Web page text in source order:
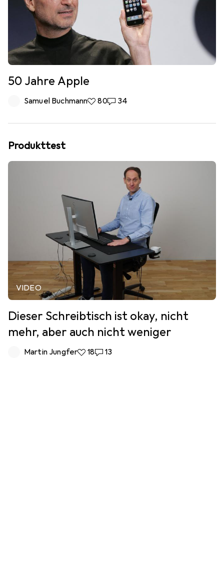
50 Jahre Apple
Samuel Buchmann80 Likes
8034 Kommentare
34
Produkttest
VIDEO
Dieser Schreibtisch ist okay, nicht
mehr, aber auch nicht weniger
Martin Jungfer18 Likes
1813 Kommentare
13